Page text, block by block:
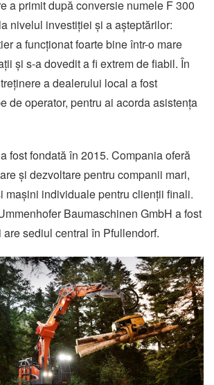
a primit după conversie numele F 300
nivelul investiției și a așteptărilor:
a funcționat foarte bine într-o mare
și s-a dovedit a fi extrem de fiabil. În
a dealerului local a fost
de operator, pentru ai acorda asistența
fost fondată în 2015. Compania oferă
și dezvoltare pentru companii mari,
mașini individuale pentru clienții finali.
Baumaschinen GmbH a fost
sediul central în Pfullendorf.